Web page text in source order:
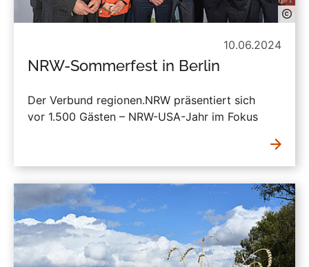
10.06.2024
NRW-Sommerfest in Berlin
Der Verbund regionen.NRW präsentiert sich
vor 1.500 Gästen – NRW-USA-Jahr im Fokus